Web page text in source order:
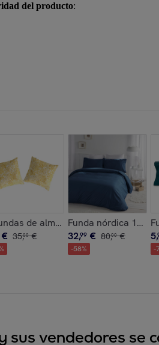
del producto:
- 100% algodón -
SANTORINI 90x170 cm
de almohada 100%algodón
€ 35,00 €
Funda nórdica
32,99 € 80,00 €
-58%
5,
-
sus vendedores se